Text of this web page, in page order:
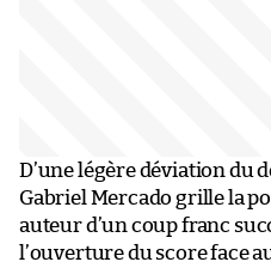
D’une légère déviation du
Gabriel Mercado grille la
auteur d’un coup franc
l’ouverture du score face